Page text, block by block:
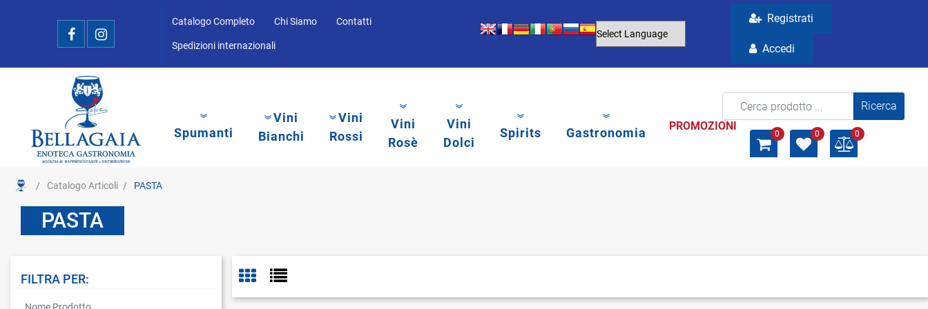
Catalogo Completo Chi Siamo Contatti
Spedizioni internazionali
Registrati
Accedi
Spumanti
Vini
Bianchi
Vini
Rossi
Vini
Rosè
Vini
Dolci
Spirits Gastronomia PROMOZIONI
La modifica di un filtro aggiorna
0 0 0
Catalogo Articoli PASTA
PASTA
FILTRA PER:
La modifica di un filtro aggiorna automaticamente gli altri filtri disponibili.